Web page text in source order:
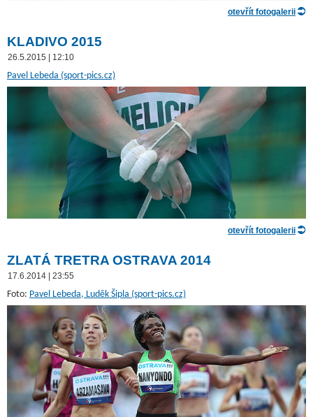
otevřít fotogalerii
KLADIVO 2015
26.5.2015 | 12:10
Pavel Lebeda (sport-pics.cz)
otevřít fotogalerii
ZLATÁ TRETRA OSTRAVA 2014
17.6.2014 | 23:55
Foto: Pavel Lebeda, Luděk Šipla (sport-pics.cz)